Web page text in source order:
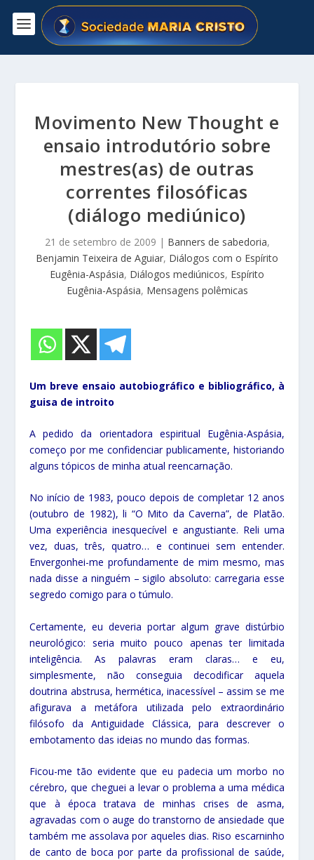
Movimento New Thought e
ensaio introdutório sobre
mestres(as) de outras
correntes filosóficas
(diálogo mediúnico)
21 de setembro de 2009 | Banners de sabedoria,
Benjamin Teixeira de Aguiar, Diálogos com o Espírito
Eugênia-Aspásia, Diálogos mediúnicos, Espírito
Eugênia-Aspásia, Mensagens polêmicas
Um breve ensaio autobiográfico e bibliográfico, à
guisa de introito
A pedido da orientadora espiritual Eugênia-Aspásia,
começo por me confidenciar publicamente, historiando
alguns tópicos de minha atual reencarnação.
No início de 1983, pouco depois de completar 12 anos
(outubro de 1982), li “O Mito da Caverna”, de Platão.
Uma experiência inesquecível e angustiante. Reli uma
vez, duas, três, quatro… e continuei sem entender.
Envergonhei-me profundamente de mim mesmo, mas
nada disse a ninguém – sigilo absoluto: carregaria esse
segredo comigo para o túmulo.
Certamente, eu deveria portar algum grave distúrbio
neurológico: seria muito pouco apenas ter limitada
inteligência. As palavras eram claras… e eu,
simplesmente, não conseguia decodificar aquela
doutrina abstrusa, hermética, inacessível – assim se me
afigurava a metáfora utilizada pelo extraordinário
filósofo da Antiguidade Clássica, para descrever o
embotamento das ideias no mundo das formas.
Ficou-me tão evidente que eu padecia um morbo no
cérebro, que cheguei a levar o problema a uma médica
que à época tratava de minhas crises de asma,
agravadas com o auge do transtorno de ansiedade que
também me assolava por aqueles dias. Riso escarninho
de canto de boca por parte da profissional de saúde,